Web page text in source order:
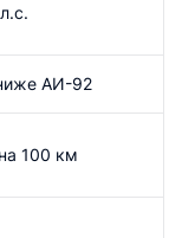
АИ-92
100 км